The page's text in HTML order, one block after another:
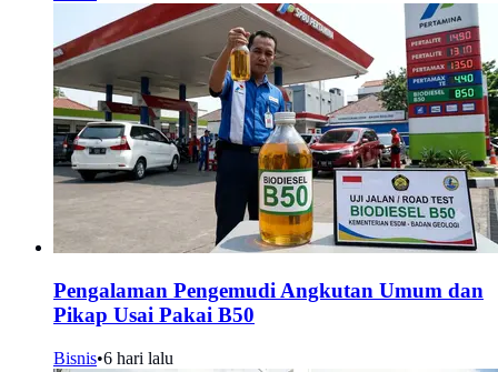
Pengalaman Pengemudi Angkutan Umum dan
Pikap Usai Pakai B50
Bisnis•6 hari lalu